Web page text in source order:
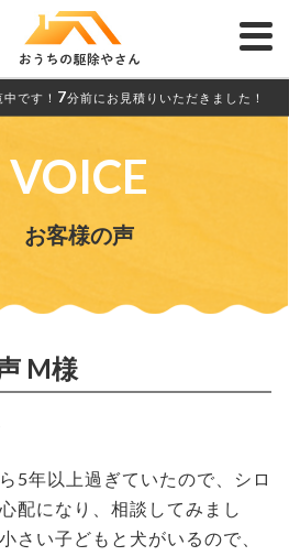
です！ 7分前にお見積りいただきました！
VOICE
お客様の声
M様
5年以上過ぎていたので、シロ
配になり、相談してみまし
さい子どもと犬がいるので、